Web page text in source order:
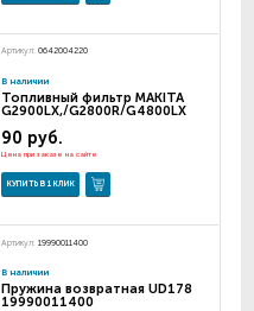
Артикул: 0642004220
В наличии
Топливный фильтр MAKITA
G2900LX,/G2800R/G4800LX
90 руб.
Цена при заказе на сайте
КУПИТЬ В 1 КЛИК
Артикул: 19990011400
В наличии
Пружина возвратная UD178
19990011400